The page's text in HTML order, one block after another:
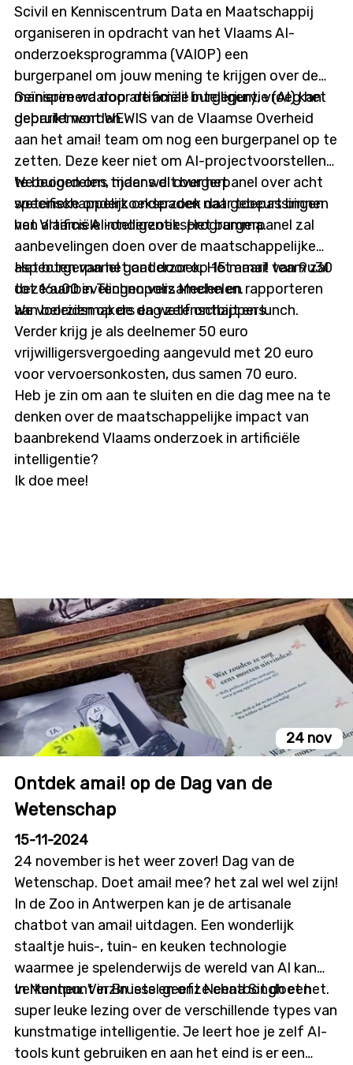
Scivil en Kenniscentrum Data en Maatschappij
organiseren in opdracht van het Vlaams AI-
onderzoeksprogramma (VAIOP) een
burgerpanel om jouw mening te krijgen over de
manieren waarop artificiële intelligentie (AI) kan
gebruikt worden.
Geïnspireerd door de amai! burgerjury, vroeg het
departement WEWIS van de Vlaamse Overheid
aan het amai! team om nog een burgerpanel op te
zetten. Deze keer niet om AI-projectvoorstellen
te beoordelen, maar wel over het
wetenschappelijk onderzoek dat gebeurt binnen
het Vlaams AI-onderzoeksprogramma.
We buigen ons tijdens dit burgerpanel over acht
specifieke onderzoekspaden naar toepassingen
van artificiële intelligentie. Het burgerpanel zal
aanbevelingen doen over de maatschappelijke
aspecten van het onderzoek. Het amai! team zal
deze aanbevelingen verzamelen en rapporteren
aan beleidsmakers en wetenschappers.
Het burgerpanel gaat door op 15 maart van 9u30
tot 16u00 in Technopolis Mechelen.
We voorzien op de dag zelf ontbijt en lunch.
Verder krijg je als deelnemer 50 euro
vrijwilligersvergoeding aangevuld met 20 euro
voor vervoersonkosten, dus samen 70 euro.
Heb je zin om aan te sluiten en die dag mee na te
denken over de maatschappelijke impact van
baanbrekend Vlaams onderzoek in artificiële
intelligentie?
Ik doe mee!
24 nov
Ontdek amai! op de Dag van de
Wetenschap
15-11-2024
24 november is het weer zover! Dag van de
Wetenschap. Doet amai! mee? het zal wel wel zijn!
In de Zoo in Antwerpen kan je de artisanale
chatbot van amai! uitdagen. Een wonderlijk
staaltje huis-, tuin- en keuken technologie
waarmee je spelenderwijs de wereld van AI kan
verkennen. Verzin iets en onze chatbot doet het.
In Muntpunt in Brussel geeft Neena Singh een
super leuke lezing over de verschillende types van
kunstmatige intelligentie. Je leert hoe je zelf AI-
tools kunt gebruiken en aan het eind is er een